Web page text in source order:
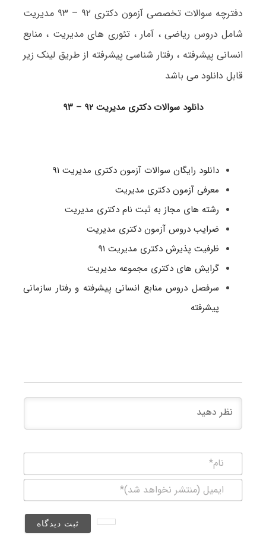
دفترچه سوالات تخصصی آزمون دکتری ۹۲ – ۹۳ مدیریت
شامل دروس ریاضی ، آمار ، تئوری های مدیریت ، منابع
انسانی پیشرفته ، رفتار شناسی پیشرفته از طریق لینک زیر
قابل دانلود می باشد
دانلود سوالات دکتری مدیریت ۹۲ – ۹۳
دانلود رایگان سوالات آزمون دکتری مدیریت ۹۱
معرفی آزمون دکتری مدیریت
رشته های مجاز به ثبت نام دکتری مدیریت
ضرایب دروس آزمون دکتری مدیریت
ظرفیت پذیرش دکتری مدیریت ۹۱
گرایش های دکتری مجموعه مدیریت
سرفصل دروس منابع انسانی پیشرفته و رفتار سازمانی
پیشرفته
(منتشر